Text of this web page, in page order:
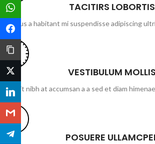
TACITIRS LOBORTIS
Elis mus a habitant mi suspendisse adipiscing
VESTIBULUM MOLLIS
Blandit nibh at accumsan a a sed et diam
POSUERE
Facebook
Copy Link
LinkedIn
Gmail
Telegram